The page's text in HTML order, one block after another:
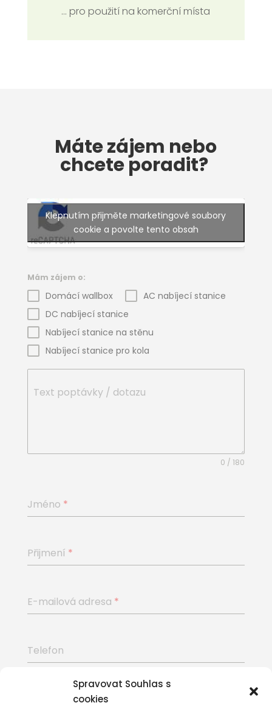
Spravovat Souhlas s
cookies
... pro použití na komerční místa
Máte zájem nebo
chcete poradit?
Klepnutím přijměte marketingové soubory
cookie a povolte tento obsah
Mám zájem o:
Domácí wallbox
AC nabíjecí stanice
DC nabíjecí stanice
Nabíjecí stanice na stěnu
Nabíjecí stanice pro kola
Text poptávky / dotazu
0 / 180
Jméno *
Přijmení *
E-mailová adresa *
Telefon
Odeslat poptávku